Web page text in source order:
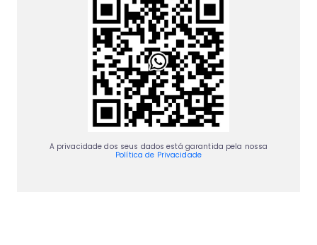
A privacidade dos seus dados está garantida pela nossa
Política de Privacidade